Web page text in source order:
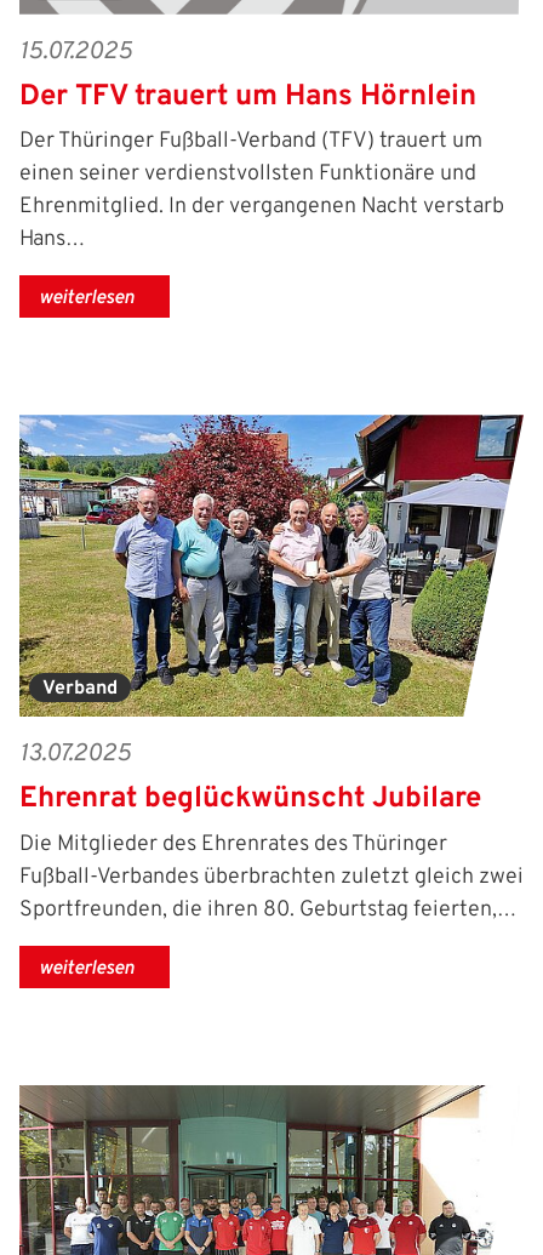
15.07.2025
Der TFV trauert um Hans Hörnlein
Der Thüringer Fußball-Verband (TFV) trauert um
einen seiner verdienstvollsten Funktionäre und
Ehrenmitglied. In der vergangenen Nacht verstarb
Hans…
weiterlesen
Verband
13.07.2025
Ehrenrat beglückwünscht Jubilare
Die Mitglieder des Ehrenrates des Thüringer
Fußball-Verbandes überbrachten zuletzt gleich zwei
Sportfreunden, die ihren 80. Geburtstag feierten,…
weiterlesen